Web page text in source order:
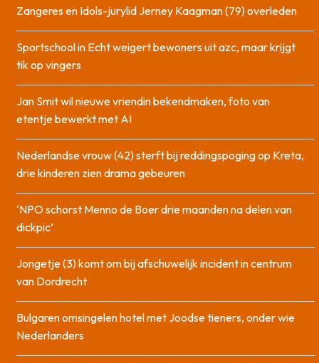
Zangeres en Idols-jurylid Jerney Kaagman (79) overleden
Sportschool in Echt weigert bewoners uit azc, maar krijgt
tik op vingers
Jan Smit wil nieuwe vriendin bekendmaken, foto van
etentje bewerkt met AI
Nederlandse vrouw (42) sterft bij reddingspoging op Kreta,
drie kinderen zien drama gebeuren
‘NPO schorst Menno de Boer drie maanden na delen van
dickpic’
Jongetje (3) komt om bij afschuwelijk incident in centrum
van Dordrecht
Bulgaren omsingelen hotel met Joodse tieners, onder wie
Nederlanders